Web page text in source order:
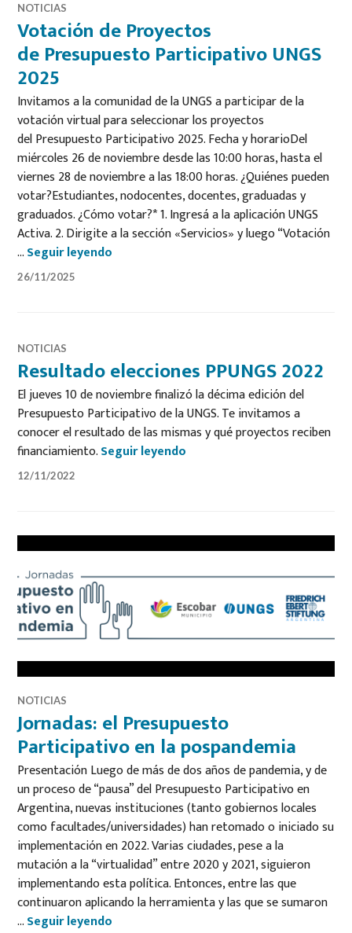
NOTICIAS
Votación de Proyectos
de Presupuesto Participativo UNGS
2025
Invitamos a la comunidad de la UNGS a participar de la
votación virtual para seleccionar los proyectos
del Presupuesto Participativo 2025. Fecha y horarioDel
miércoles 26 de noviembre desde las 10:00 horas, hasta el
viernes 28 de noviembre a las 18:00 horas. ¿Quiénes pueden
votar?Estudiantes, nodocentes, docentes, graduadas y
graduados. ¿Cómo votar?* 1. Ingresá a la aplicación UNGS
Activa. 2. Dirigite a la sección «Servicios» y luego “Votación
…Seguir leyendo
26/11/2025
NOTICIAS
Resultado elecciones PPUNGS 2022
El jueves 10 de noviembre finalizó la décima edición del
Presupuesto Participativo de la UNGS. Te invitamos a
conocer el resultado de las mismas y qué proyectos reciben
financiamiento.Seguir leyendo
12/11/2022
NOTICIAS
Jornadas: el Presupuesto
Participativo en la pospandemia
Presentación Luego de más de dos años de pandemia, y de
un proceso de “pausa” del Presupuesto Participativo en
Argentina, nuevas instituciones (tanto gobiernos locales
como facultades/universidades) han retomado o iniciado su
implementación en 2022. Varias ciudades, pese a la
mutación a la “virtualidad” entre 2020 y 2021, siguieron
implementando esta política. Entonces, entre las que
continuaron aplicando la herramienta y las que se sumaron
…Seguir leyendo